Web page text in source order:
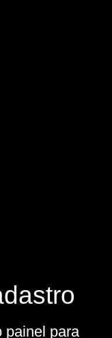
painel para